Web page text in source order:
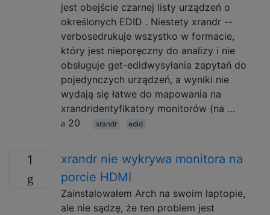
jest obejście czarnej listy urządzeń o
określonych EDID . Niestety xrandr --
verbosedrukuje wszystko w formacie,
który jest nieporęczny do analizy i nie
obsługuje get-edidwysyłania zapytań do
pojedynczych urządzeń, a wyniki nie
wydają się łatwe do mapowania na
xrandridentyfikatory monitorów (na …
20
xrandr edid
1
xrandr nie wykrywa monitora na
porcie HDMI
Zainstalowałem Arch na swoim laptopie,
ale nie sądzę, że ten problem jest